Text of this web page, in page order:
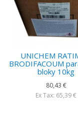
UNICHEM
BRODIFACOUM
bloky 10kg
80,43 €
Ex Tax: 65,39 €